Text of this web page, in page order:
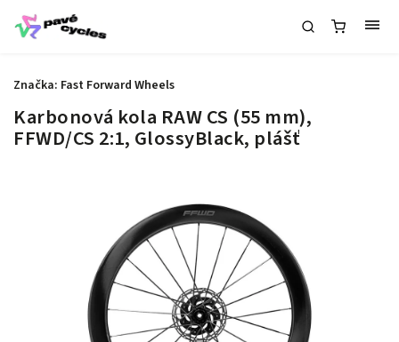
Karbonová kola RAW CS (55 mm),
FFWD/CS 2:1, GlossyBlack, plášť
Značka: Fast Forward Wheels